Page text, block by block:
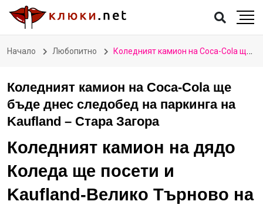
Начало Любопитно Коледният камион на Coca-Cola ще бъде днес следобед на паркинга на Kaufland – Стара Загора
Коледният камион на Coca-Cola ще
бъде днес следобед на паркинга на
Kaufland – Стара Загора
Коледният камион на дядо
Коледа ще посети и
Kaufland-Велико Търново на